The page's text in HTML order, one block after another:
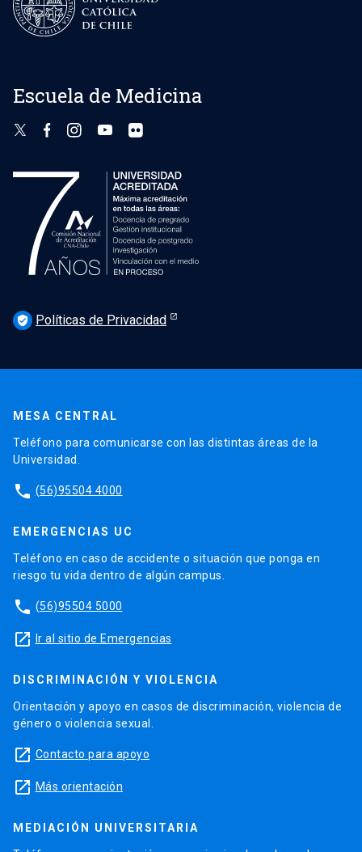
Escuela de Medicina
verified_user Políticas de Privacidad
MESA CENTRAL
Teléfono para comunicarse con las distintas áreas de la
Universidad.
phone (56)95504 4000
EMERGENCIAS UC
Teléfono en caso de accidente o situación que ponga en
riesgo tu vida dentro de algún campus.
phone (56)95504 5000
launch Ir al sitio de Emergencias
DISCRIMINACIÓN Y VIOLENCIA
Orientación y apoyo en casos de discriminación, violencia de
género o violencia sexual.
launch Contacto para apoyo
launch Más orientación
MEDIACIÓN UNIVERSITARIA